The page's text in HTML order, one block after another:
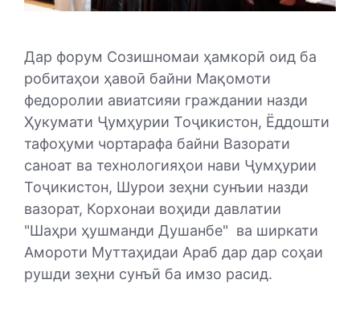
Дар форум Созишномаи ҳамкорӣ оид ба
робитаҳои ҳавоӣ байни Мақомоти
федоролии авиатсияи граждании назди
Ҳукумати Ҷумҳурии Тоҷикистон, Ёддошти
тафоҳуми чортарафа байни Вазорати
саноат ва технологияҳои нави Ҷумҳурии
Тоҷикистон, Шурои зеҳни сунъии назди
вазорат, Корхонаи воҳиди давлатии
"Шаҳри ҳушманди Душанбе" ва ширкати
Амороти Муттаҳидаи Араб дар дар соҳаи
рушди зеҳни сунъӣ ба имзо расид.